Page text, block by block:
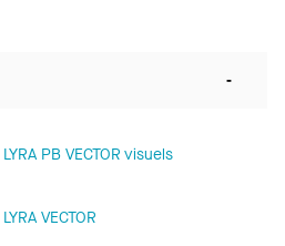
-
PB VECTOR visuels
VECTOR